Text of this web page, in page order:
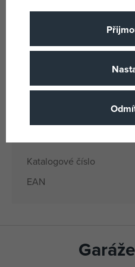
Věk od
EANs
Katalogové číslo
EAN